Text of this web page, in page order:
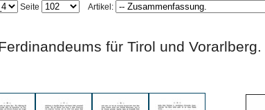
Seite Artikel:
Ferdinandeums für Tirol und